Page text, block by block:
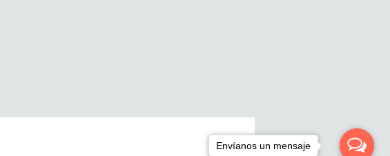
Envíanos un mensaje
Envíanos un mensaje